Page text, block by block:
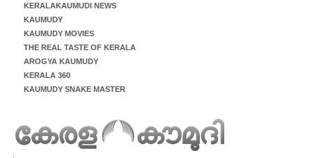
KERALAKAUMUDI NEWS
KAUMUDY
KAUMUDY MOVIES
THE REAL TASTE OF KERALA
AROGYA KAUMUDY
KERALA 360
KAUMUDY SNAKE MASTER